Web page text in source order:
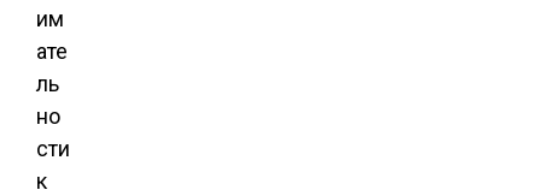
им
ате
ль
но
сти
к